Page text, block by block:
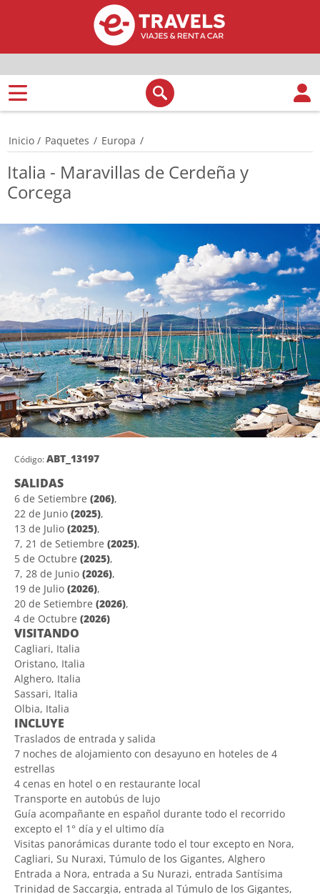
Inicio / Paquetes / Europa /
Italia - Maravillas de Cerdeña y
Corcega
Código:ABT_13197
SALIDAS
6 de Setiembre (206),
22 de Junio (2025),
13 de Julio (2025),
7, 21 de Setiembre (2025),
5 de Octubre (2025),
7, 28 de Junio (2026),
19 de Julio (2026),
20 de Setiembre (2026),
4 de Octubre (2026)
VISITANDO
Cagliari, Italia
Oristano, Italia
Alghero, Italia
Sassari, Italia
Olbia, Italia
INCLUYE
Traslados de entrada y salida
7 noches de alojamiento con desayuno en hoteles de 4
estrellas
4 cenas en hotel o en restaurante local
Transporte en autobús de lujo
Guía acompañante en español durante todo el recorrido
excepto el 1° día y el ultimo día
Visitas panorámicas durante todo el tour excepto en Nora,
Cagliari, Su Nuraxi, Túmulo de los Gigantes, Alghero
Entrada a Nora, entrada a Su Nurazi, entrada Santísima
Trinidad de Saccargia, entrada al Túmulo de los Gigantes,